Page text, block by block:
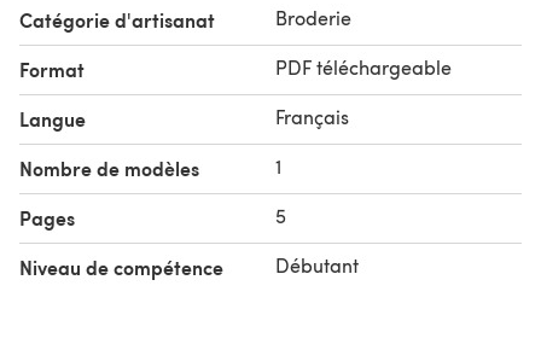
Catégorie d'artisanat Broderie
Format PDF téléchargeable
Langue Français
Nombre de modèles 1
Pages 5
Niveau de compétence Débutant